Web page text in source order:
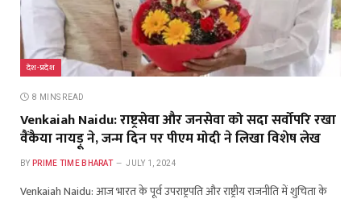
देश-प्रदेश
8 MINS READ
Venkaiah Naidu: राष्ट्रसेवा और जनसेवा को सदा सर्वोपरि रखा
वैंकैया नायड़ू ने, जन्म दिन पर पीएम मोदी ने लिखा विशेष लेख
BY PRIME TIME BHARAT JULY 1, 2024
Venkaiah Naidu: आज भारत के पूर्व उपराष्ट्रपति और राष्ट्रीय राजनीति में शुचिता के